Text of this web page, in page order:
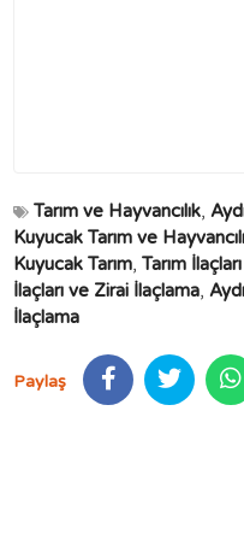
Tarım ve Hayvancılık,
Kuyucak Tarım ve
Kuyucak Tarım,Tarım
İlaçları ve Zirai İlaçlama,
İlaçlama
Paylaş